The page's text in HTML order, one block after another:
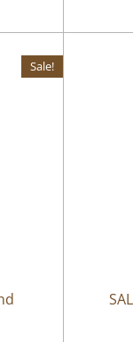
Sale!